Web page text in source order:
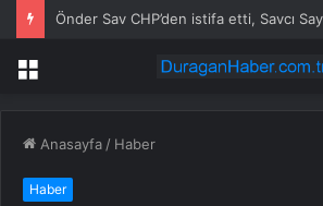
Önder Sav CHP’den istifa etti, Savcı
Menü
Anasayfa / Haber
Haber